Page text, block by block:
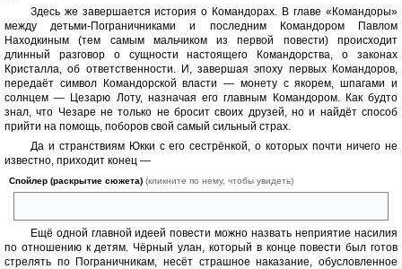
Здесь же завершается история о Командорах. В главе «Командоры»
между детьми-Пограничниками и последним Командором Павлом
Находкиным (тем самым мальчиком из первой повести) происходит
длинный разговор о сущности настоящего Командорства, о законах
Кристалла, об ответственности. И, завершая эпоху первых Командоров,
передаёт символ Командорской власти — монету с якорем, шпагами и
солнцем — Цезарю Лоту, назначая его главным Командором. Как будто
знал, что Чезаре не только не бросит своих друзей, но и найдёт способ
прийти на помощь, поборов свой самый сильный страх.
Да и странствиям Юкки с его сестрёнкой, о которых почти ничего не
известно, приходит конец —
Спойлер (раскрытие сюжета) (кликните по нему, чтобы увидеть)
Ещё одной главной идеей повести можно назвать неприятие насилия
по отношению к детям. Чёрный улан, который в конце повести был готов
стрелять по Пограничникам, несёт страшное наказание, обусловленное